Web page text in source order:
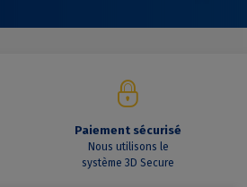
Paiement sécurisé
Nous utilisons le
système 3D Secure